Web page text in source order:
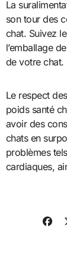
La
son tour des
chat. Suivez
l’emballage
de votre chat.
Le respect
poids santé
avoir des
chats en
problèmes
cardiaques,